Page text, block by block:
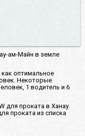
ам-Майн в земле
оптимальное
Некоторые
1 водитель и 6
для проката в Ханау.
проката из списка